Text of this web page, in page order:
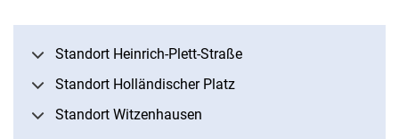
Standort Heinrich-Plett-Straße
Standort Holländischer Platz
Standort Witzenhausen